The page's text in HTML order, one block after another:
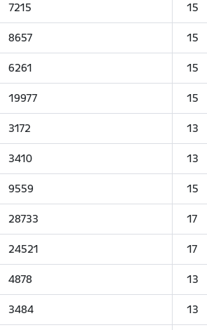
7215 15
8657 15
6261 15
19977 15
3172 13
3410 13
9559 15
28733 17
24521 17
4878 13
3484 13